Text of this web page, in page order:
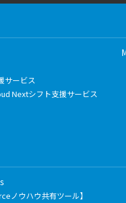
サービス
Nextシフト支援サービス
ノウハウ共有ツール】